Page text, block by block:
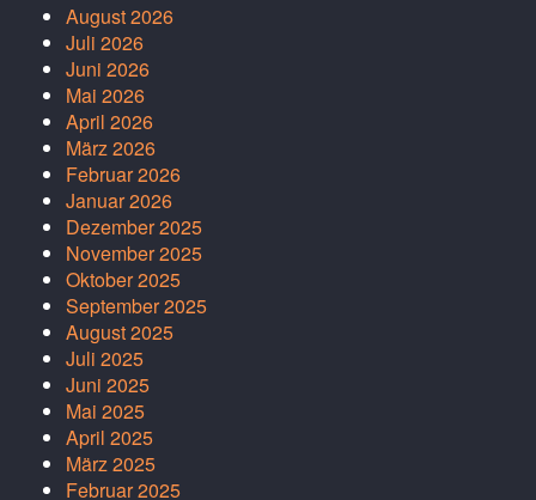
August 2026
Juli 2026
Juni 2026
Mai 2026
April 2026
März 2026
Februar 2026
Januar 2026
Dezember 2025
November 2025
Oktober 2025
September 2025
August 2025
Juli 2025
Juni 2025
Mai 2025
April 2025
März 2025
Februar 2025